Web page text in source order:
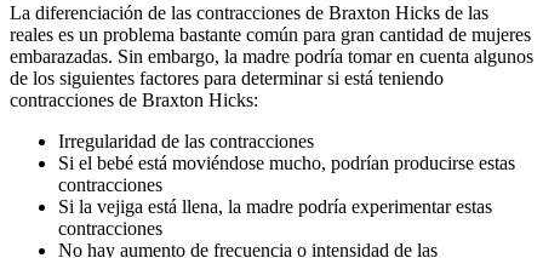
La diferenciación de las contracciones de Braxton Hicks de las
reales es un problema bastante común para gran cantidad de mujeres
embarazadas. Sin embargo, la madre podría tomar en cuenta algunos
de los siguientes factores para determinar si está teniendo
contracciones de Braxton Hicks:
Irregularidad de las contracciones
Si el bebé está moviéndose mucho, podrían producirse estas
contracciones
Si la vejiga está llena, la madre podría experimentar estas
contracciones
No hay aumento de frecuencia o intensidad de las